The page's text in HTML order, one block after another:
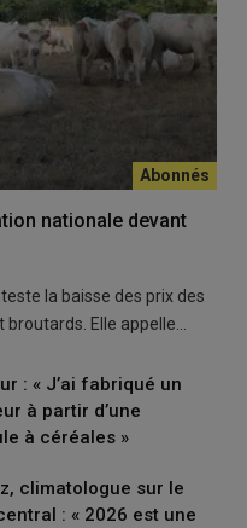
nationale devant
la baisse des prix des
broutards. Elle appelle…
: « J’ai fabriqué un
à partir d’une
à céréales »
climatologue sur le
: « 2026 est une